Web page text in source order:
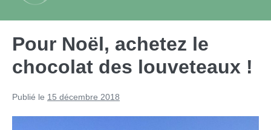
Pour Noël, achetez le
chocolat des louveteaux !
Publié le 15 décembre 2018